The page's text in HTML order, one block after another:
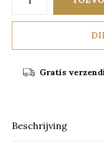
Gratis
Beschrijving